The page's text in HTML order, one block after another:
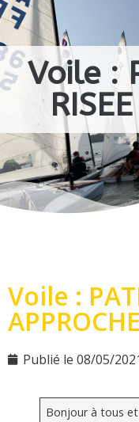
Voile :
Voile :
APPROCHE
Publié le 08/05/
Bonjour à tous